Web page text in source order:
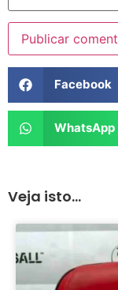
Facebook
WhatsApp
Veja isto...